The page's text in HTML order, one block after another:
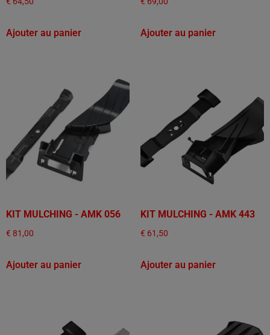
Ajouter au panier Ajouter au panier
KIT MULCHING - AMK 056
€ 81,00
Ajouter au panier
KIT MULCHING - AMK 443
€ 61,50
Ajouter au panier